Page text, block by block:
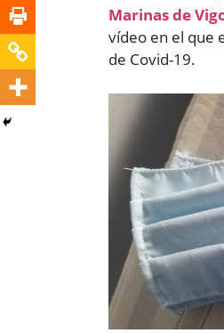
Marinas de
vídeo en el que
de Covid-19.